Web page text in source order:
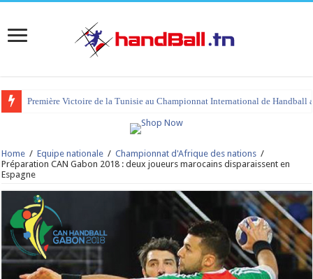
Première Victoire de la Tunisie au Championnat International de Handball
Home / Equipe nationale / Championnat d'Afrique des nations /
Préparation CAN Gabon 2018 : deux joueurs marocains disparaissent en
Espagne